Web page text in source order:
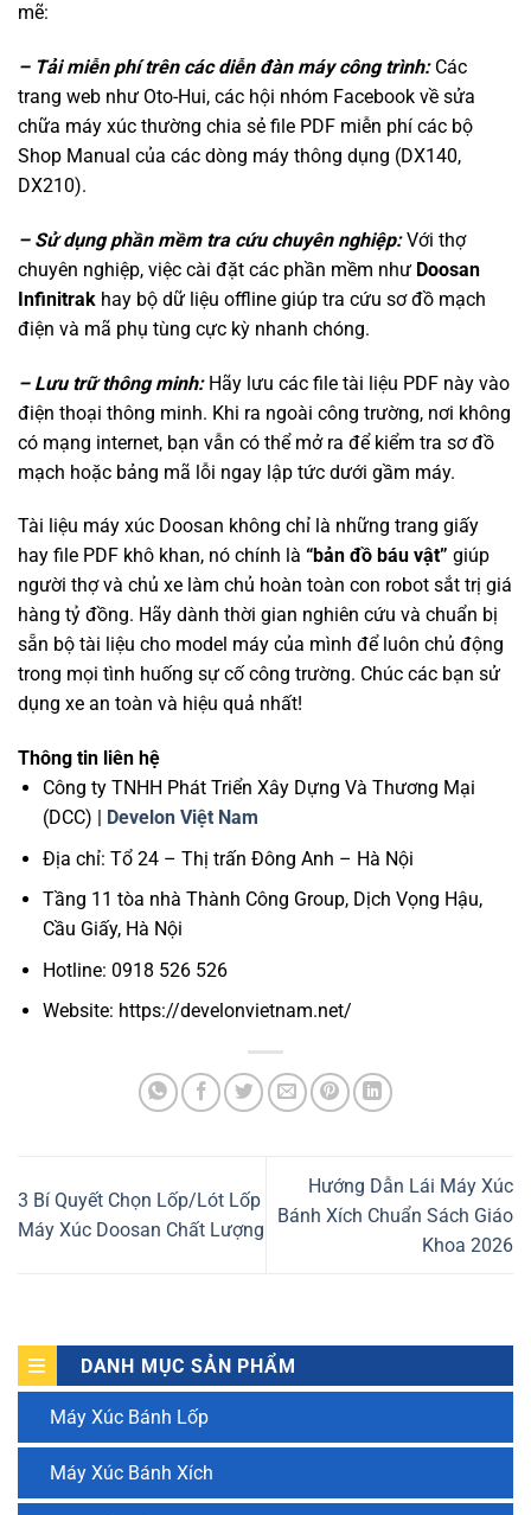
mẽ:
– Tải miễn phí trên các diễn đàn máy công trình:Các
trang web như Oto-Hui, các hội nhóm Facebook về sửa
chữa máy xúc thường chia sẻ file PDF miễn phí các bộ
Shop Manual của các dòng máy thông dụng (DX140,
DX210).
– Sử dụng phần mềm tra cứu chuyên nghiệp:Với thợ
chuyên nghiệp, việc cài đặt các phần mềm như Doosan
Infinitrak hay bộ dữ liệu offline giúp tra cứu sơ đồ mạch
điện và mã phụ tùng cực kỳ nhanh chóng.
– Lưu trữ thông minh:Hãy lưu các file tài liệu PDF này vào
điện thoại thông minh. Khi ra ngoài công trường, nơi không
có mạng internet, bạn vẫn có thể mở ra để kiểm tra sơ đồ
mạch hoặc bảng mã lỗi ngay lập tức dưới gầm máy.
Tài liệu máy xúc Doosan không chỉ là những trang giấy
hay file PDF khô khan, nó chính là “bản đồ báu vật” giúp
người thợ và chủ xe làm chủ hoàn toàn con robot sắt trị giá
hàng tỷ đồng. Hãy dành thời gian nghiên cứu và chuẩn bị
sẵn bộ tài liệu cho model máy của mình để luôn chủ động
trong mọi tình huống sự cố công trường. Chúc các bạn sử
dụng xe an toàn và hiệu quả nhất!
Thông tin liên hệ
Công ty TNHH Phát Triển Xây Dựng Và Thương Mại
(DCC) | Develon Việt Nam
Địa chỉ: Tổ 24 – Thị trấn Đông Anh – Hà Nội
Tầng 11 tòa nhà Thành Công Group, Dịch Vọng Hậu,
Cầu Giấy, Hà Nội
Hotline: 0918 526 526
Website: https://develonvietnam.net/
3 Bí Quyết Chọn Lốp/Lót Lốp
Máy Xúc Doosan Chất Lượng
Hướng Dẫn Lái Máy Xúc
Bánh Xích Chuẩn Sách Giáo
Khoa 2026
DANH MỤC SẢN PHẨM
Máy Xúc Bánh Lốp
Máy Xúc Bánh Xích